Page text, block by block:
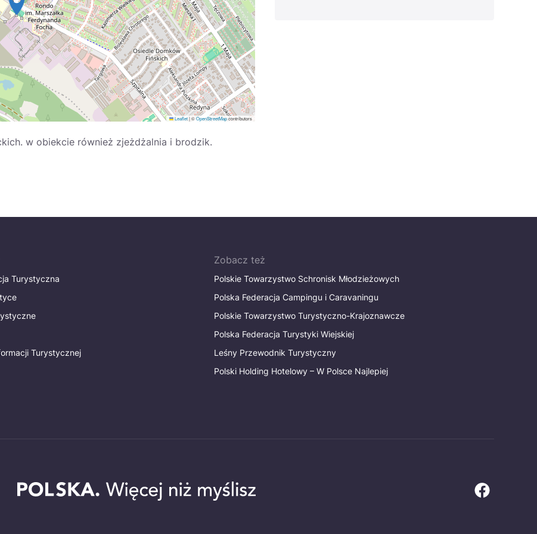
Leaflet|©OpenStreetMapcontributors
w obiekcie również zjeżdżalnia i brodzik.
Turystyczna
Turystycznej
Zobacz też
Polskie Towarzystwo Schronisk Młodzieżowych
Polska Federacja Campingu i Caravaningu
Polskie Towarzystwo Turystyczno-Krajoznawcze
Polska Federacja Turystyki Wiejskiej
Leśny Przewodnik Turystyczny
Polski Holding Hotelowy – W Polsce Najlepiej